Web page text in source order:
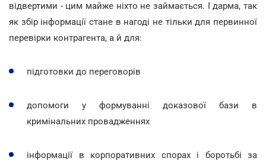
відвертими - цим майже ніхто не займається. І дарма, так
як збір інформації стане в нагоді не тільки для первинної
перевірки контрагента, а й для:
підготовки до переговорів
допомоги у формуванні доказової бази в
кримінальних провадженнях
інформації в корпоративних спорах і боротьбі за